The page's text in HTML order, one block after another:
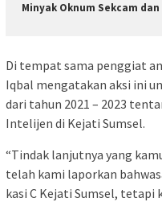
Minyak Oknum Sekcam
Di tempat sama penggiat
Iqbal mengatakan aksi ini
dari tahun 2021 – 2023
Intelijen di Kejati Sumsel.
“Tindak lanjutnya yang
telah kami laporkan
kasi C Kejati Sumsel, tetapi